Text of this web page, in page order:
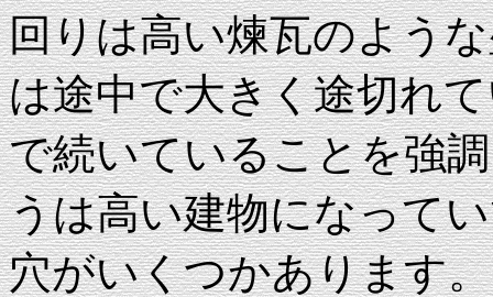
回りは高い煉瓦のよう
は途中で大きく途切れ
で続いていることを強
うは高い建物になって
穴がいくつかあります。